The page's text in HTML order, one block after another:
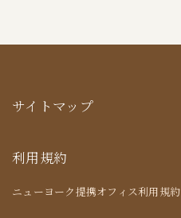
サイトマップ
利用規約
ニューヨーク提携オフィス利用規約